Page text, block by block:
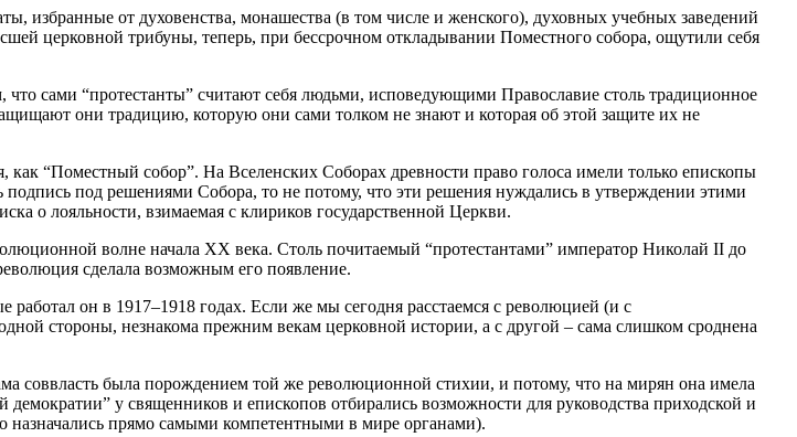
избранные от духовенства, монашества (в том числе и женского), духовных учебных заведений
церковной трибуны, теперь, при бессрочном откладывании Поместного собора, ощутили себя
что сами “протестанты” считают себя людьми, исповедующими Православие столь традиционное
они традицию, которую они сами толком не знают и которая об этой защите их не
“Поместный собор”. На Вселенских Соборах древности право голоса имели только епископы
под решениями Собора, то не потому, что эти решения нуждались в утверждении этими
о лояльности, взимаемая с клириков государственной Церкви.
волне начала XX века. Столь почитаемый “протестантами” император Николай II до
сделала возможным его появление.
он в 1917–1918 годах. Если же мы сегодня расстаемся с революцией (и с
стороны, незнакома прежним векам церковной истории, а с другой – сама слишком сроднена
соввласть была порождением той же революционной стихии, и потому, что на мирян она имела
у священников и епископов отбирались возможности для руководства приходской и
назначались прямо самыми компетентными в мире органами).